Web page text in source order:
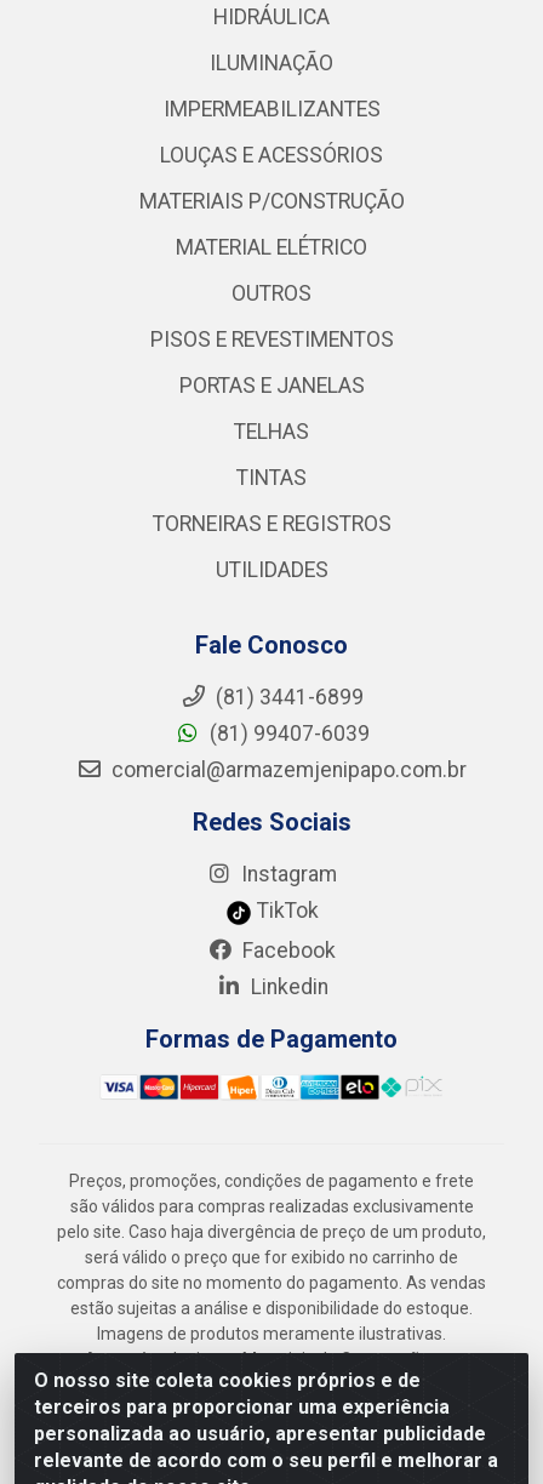
O nosso site coleta cookies próprios e de
terceiros para proporcionar uma experiência
personalizada ao usuário, apresentar publicidade
relevante de acordo com o seu perfil e melhorar a
HIDRÁULICA
ILUMINAÇÃO
IMPERMEABILIZANTES
LOUÇAS E ACESSÓRIOS
MATERIAIS P/CONSTRUÇÃO
MATERIAL ELÉTRICO
OUTROS
PISOS E REVESTIMENTOS
PORTAS E JANELAS
TELHAS
TINTAS
TORNEIRAS E REGISTROS
UTILIDADES
Fale Conosco
(81) 3441-6899
(81) 99407-6039
comercial@armazemjenipapo.com.br
Redes Sociais
Instagram
TikTok
Facebook
Linkedin
Formas de Pagamento
Preços, promoções, condições de pagamento e frete
são válidos para compras realizadas exclusivamente
pelo site. Caso haja divergência de preço de um produto,
será válido o preço que for exibido no carrinho de
compras do site no momento do pagamento. As vendas
estão sujeitas a análise e disponibilidade do estoque.
Imagens de produtos meramente ilustrativas.
Armazém Jenipapo Materiais de Construção em
Geral LTDA - Rua das Flores, 2691 - Guabiraba,
Recife/PE - CEP 52.291-630 - CNPJ
41.097.379/0001-